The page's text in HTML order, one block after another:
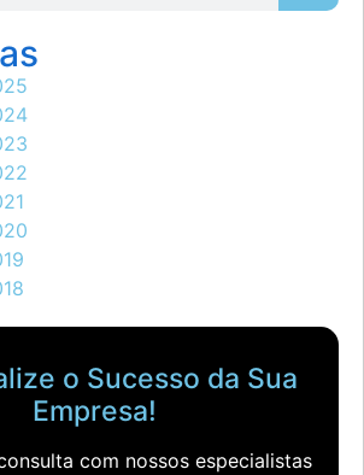
o Sucesso da Sua
Empresa!
com nossos especialistas